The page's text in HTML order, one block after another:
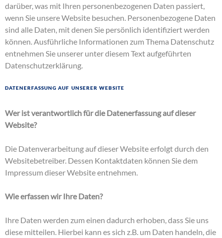
darüber, was mit Ihren personenbezogenen Daten passiert,
wenn Sie unsere Website besuchen. Personenbezogene Daten
sind alle Daten, mit denen Sie persönlich identifiziert werden
können. Ausführliche Informationen zum Thema Datenschutz
entnehmen Sie unserer unter diesem Text aufgeführten
Datenschutzerklärung.
Datenerfassung auf unserer Website
Wer ist verantwortlich für die Datenerfassung auf dieser
Website?
Die Datenverarbeitung auf dieser Website erfolgt durch den
Websitebetreiber. Dessen Kontaktdaten können Sie dem
Impressum dieser Website entnehmen.
Wie erfassen wir Ihre Daten?
Ihre Daten werden zum einen dadurch erhoben, dass Sie uns
diese mitteilen. Hierbei kann es sich z.B. um Daten handeln, die